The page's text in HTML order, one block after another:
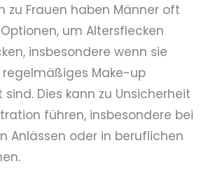
zu Frauen haben Männer oft
um Altersflecken
insbesondere wenn sie
Make-up
Dies kann zu Unsicherheit
führen, insbesondere bei
Anlässen oder in beruflichen